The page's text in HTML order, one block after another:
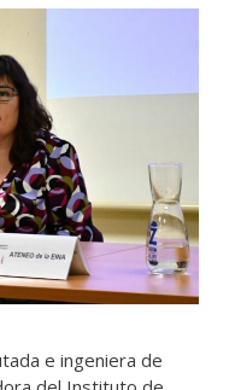
e ingeniera de